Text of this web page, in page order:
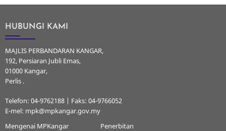
HUBUNGI KAMI
MAJLIS PERBANDARAN KANGAR,
192, Persiaran Jubli Emas,
01000 Kangar,
Perlis .
Telefon: 04-9762188 | Faks: 04-9766052
E-mel: mpk@mpkangar.gov.my
Mengenai MPKangar
Penerbitan